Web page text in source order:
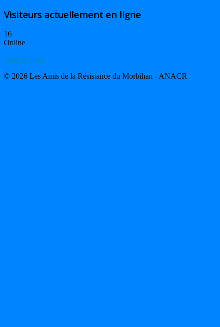
Visiteurs actuellement en ligne
16
Online
Haut de page
© 2026 Les Amis de la Résistance du Morbihan - ANACR